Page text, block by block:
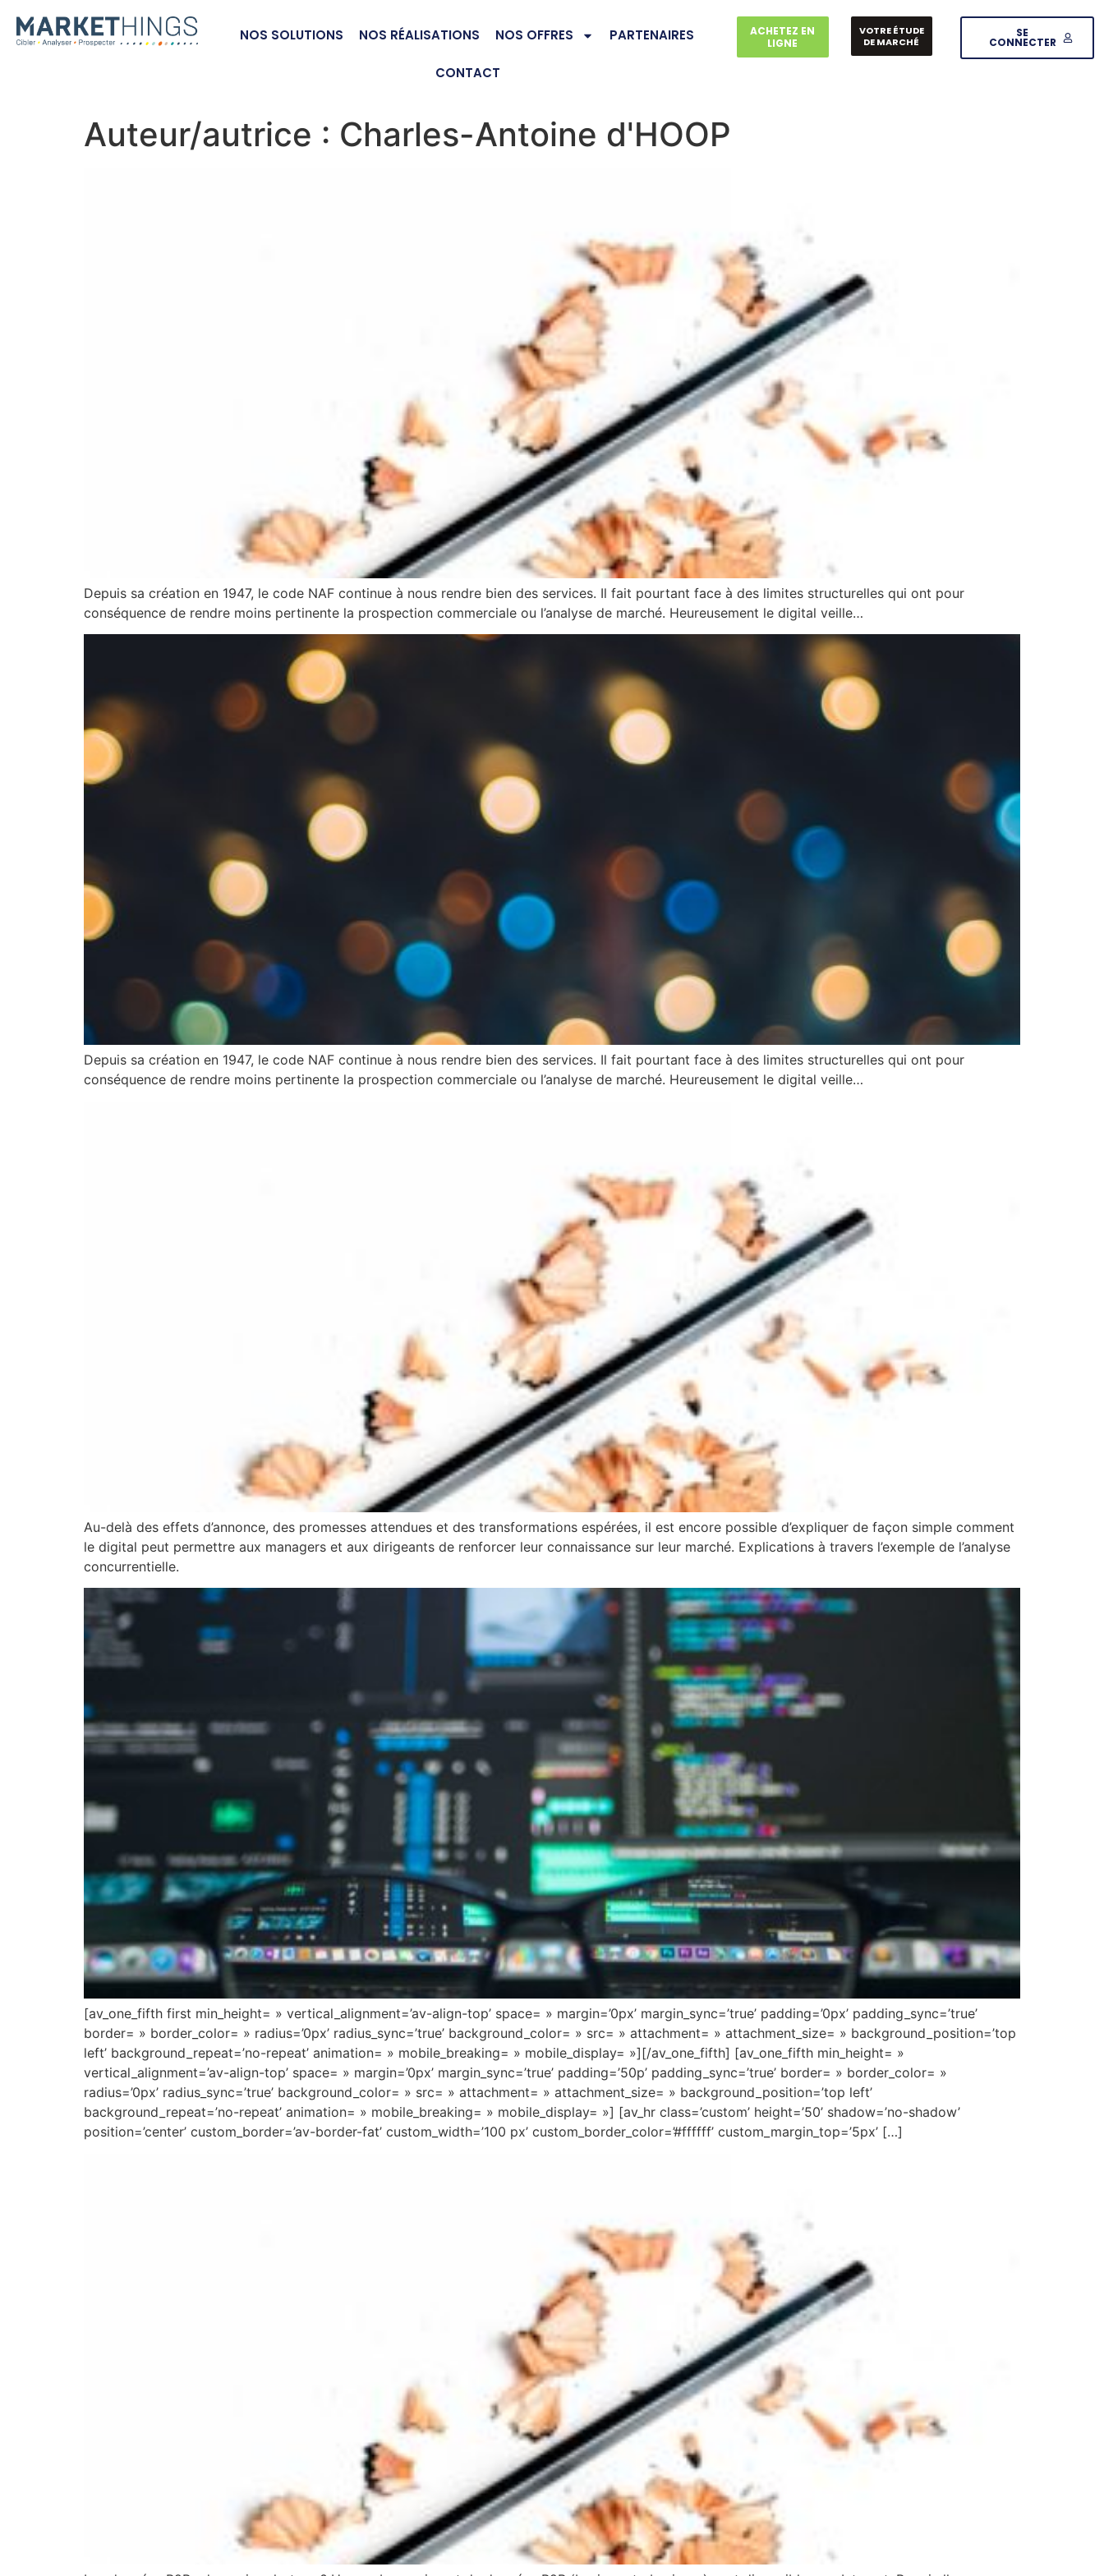
NOS SOLUTIONS NOS RÉALISATIONS NOS OFFRES PARTENAIRES
CONTACT
ACHETEZ EN
LIGNE
VOTRE ÉTUDE
DE MARCHÉ
SE
CONNECTER
Auteur/autrice : Charles-Antoine d'HOOP
Depuis sa création en 1947, le code NAF continue à nous rendre bien des services. Il fait pourtant face à des limites structurelles qui ont pour
conséquence de rendre moins pertinente la prospection commerciale ou l’analyse de marché. Heureusement le digital veille…
Depuis sa création en 1947, le code NAF continue à nous rendre bien des services. Il fait pourtant face à des limites structurelles qui ont pour
conséquence de rendre moins pertinente la prospection commerciale ou l’analyse de marché. Heureusement le digital veille…
Au-delà des effets d’annonce, des promesses attendues et des transformations espérées, il est encore possible d’expliquer de façon simple comment
le digital peut permettre aux managers et aux dirigeants de renforcer leur connaissance sur leur marché. Explications à travers l’exemple de l’analyse
concurrentielle.
[av_one_fifth first min_height= » vertical_alignment=’av-align-top’ space= » margin=’0px’ margin_sync=’true’ padding=’0px’ padding_sync=’true’
border= » border_color= » radius=’0px’ radius_sync=’true’ background_color= » src= » attachment= » attachment_size= » background_position=’top
left’ background_repeat=’no-repeat’ animation= » mobile_breaking= » mobile_display= »][/av_one_fifth] [av_one_fifth min_height= »
vertical_alignment=’av-align-top’ space= » margin=’0px’ margin_sync=’true’ padding=’50p’ padding_sync=’true’ border= » border_color= »
radius=’0px’ radius_sync=’true’ background_color= » src= » attachment= » attachment_size= » background_position=’top left’
background_repeat=’no-repeat’ animation= » mobile_breaking= » mobile_display= »] [av_hr class=’custom’ height=’50’ shadow=’no-shadow’
position=’center’ custom_border=’av-border-fat’ custom_width=’100 px’ custom_border_color=’#ffffff’ custom_margin_top=’5px’ […]